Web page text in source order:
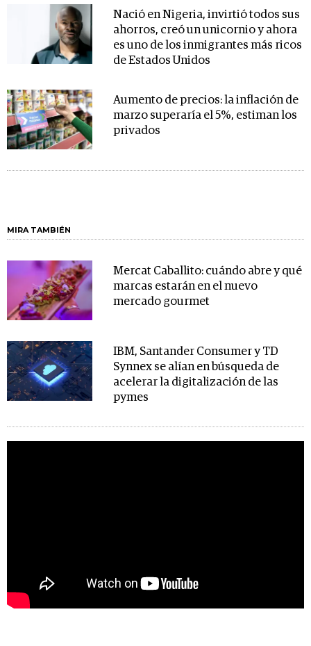
Nació en Nigeria, invirtió todos sus
ahorros, creó un unicornio y ahora
es uno de los inmigrantes más ricos
de Estados Unidos
Aumento de precios: la inflación de
marzo superaría el 5%, estiman los
privados
MIRA TAMBIÉN
Mercat Caballito: cuándo abre y qué
marcas estarán en el nuevo
mercado gourmet
IBM, Santander Consumer y TD
Synnex se alían en búsqueda de
acelerar la digitalización de las
pymes